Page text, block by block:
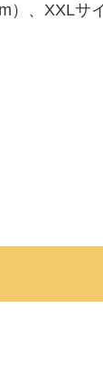
）、XXLサ